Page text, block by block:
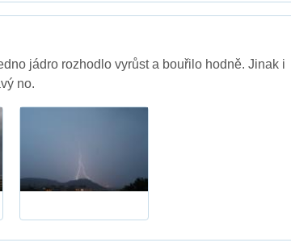
jádro rozhodlo vyrůst a bouřilo hodně. Jinak i
no.